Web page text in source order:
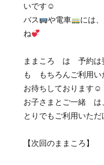
いです☺
バス
や電車
には
ね
ままころ は 予約は
も もちろんご利用い
お待ちしております☺
お子さまとご一緒 は
とりでもご利用いた
【次回のままころ】